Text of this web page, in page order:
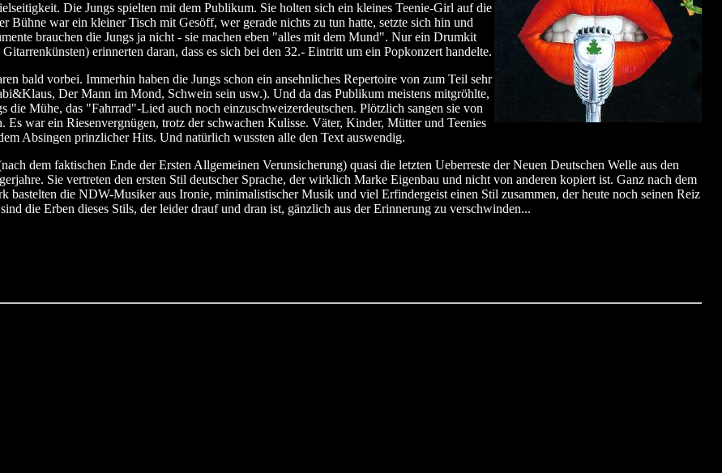
Die Jungs spielten mit dem Publikum. Sie holten sich ein kleines Teenie-Girl auf die
Bühne war ein kleiner Tisch mit Gesöff, wer gerade nichts zu tun hatte, setzte sich hin und
brauchen die Jungs ja nicht - sie machen eben "alles mit dem Mund". Nur ein Drumkit
erinnerten daran, dass es sich bei den 32.- Eintritt um ein Popkonzert handelte.
bald vorbei. Immerhin haben die Jungs schon ein ansehnliches Repertoire von zum Teil sehr
Der Mann im Mond, Schwein sein usw.). Und da das Publikum meistens mitgröhlte,
die Mühe, das "Fahrrad"-Lied auch noch einzuschweizerdeutschen. Plötzlich sangen sie von
Es war ein Riesenvergnügen, trotz der schwachen Kulisse. Väter, Kinder, Mütter und Teenies
Absingen prinzlicher Hits. Und natürlich wussten alle den Text auswendig.
dem faktischen Ende der Ersten Allgemeinen Verunsicherung) quasi die letzten Ueberreste der Neuen Deutschen Welle aus den
Sie vertreten den ersten Stil deutscher Sprache, der wirklich Marke Eigenbau und nicht von anderen kopiert ist. Ganz nach dem
bastelten die NDW-Musiker aus Ironie, minimalistischer Musik und viel Erfindergeist einen Stil zusammen, der heute noch seinen Reiz
die Erben dieses Stils, der leider drauf und dran ist, gänzlich aus der Erinnerung zu verschwinden...